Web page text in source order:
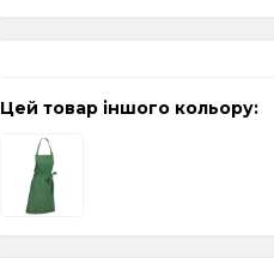
Цей товар іншого кольору: